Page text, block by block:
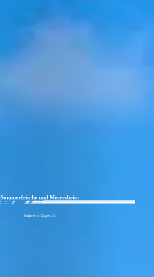
Sommerfrische und Meeresbrise
Sommer in Dagebüll